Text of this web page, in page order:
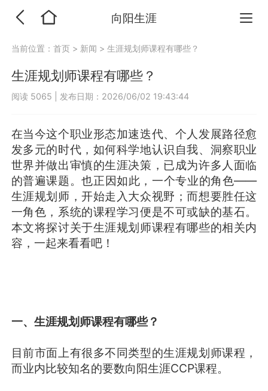
向阳生涯
当前位置：首页 > 新闻 >生涯规划师课程有哪些？
生涯规划师课程有哪些？
阅读 5065 发布日期：2026/06/02 19:43:44
在当今这个职业形态加速迭代、个人发展路径愈
发多元的时代，如何科学地认识自我、洞察职业
世界并做出审慎的生涯决策，已成为许多人面临
的普遍课题。也正因如此，一个专业的角色——
生涯规划师，开始走入大众视野；而想要胜任这
一角色，系统的课程学习便是不可或缺的基石。
本文将探讨关于生涯规划师课程有哪些的相关内
容，一起来看看吧！
一、生涯规划师课程有哪些？
目前市面上有很多不同类型的生涯规划师课程，
而业内比较知名的要数向阳生涯CCP课程。